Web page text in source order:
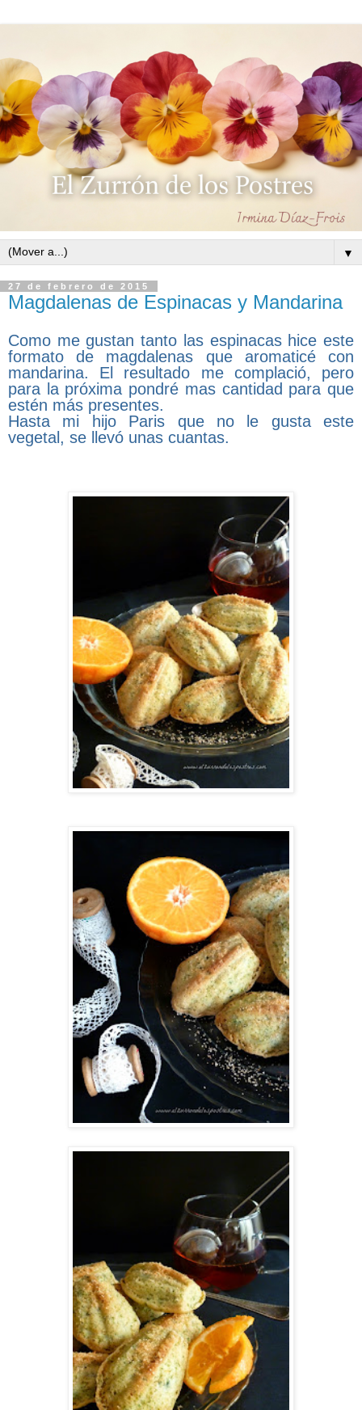
▼
27 de febrero de 2015
Magdalenas de Espinacas y Mandarina
Como me gustan tanto las espinacas hice este
formato de magdalenas que aromaticé con
mandarina. El resultado me complació, pero
para la próxima pondré mas cantidad para que
estén más presentes.
Hasta mi hijo Paris que no le gusta este
vegetal, se llevó unas cuantas.